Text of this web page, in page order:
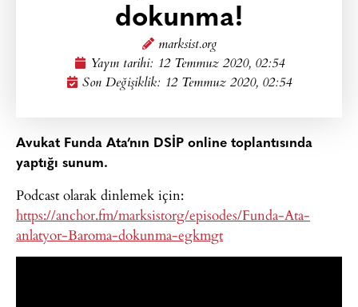
dokunma!
marksist.org
Yayın tarihi: 12 Temmuz 2020, 02:54
Son Değişiklik: 12 Temmuz 2020, 02:54
Avukat Funda Ata’nın DSİP online toplantısında
yaptığı sunum.
Podcast olarak dinlemek için:
https://anchor.fm/marksistorg/episodes/Funda-Ata-
anlatyor-Baroma-dokunma-egkmgt